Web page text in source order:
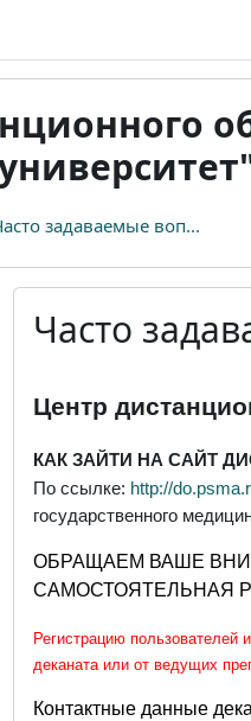
задаваемые воп...
Часто
Центр
КАК ЗАЙТИ НА САЙТ
По ссылке: http://do.psma
государственного
ОБРАЩАЕМ ВАШЕ
САМОСТОЯТЕЛЬНАЯ
Регистрацию
деканата или от ведущих
Контактные данные